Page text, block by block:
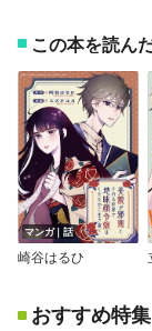
この本を読ん
マンガ｜話
崎谷はるひ
おすすめ特集